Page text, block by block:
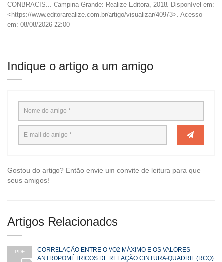
CONBRACIS... Campina Grande: Realize Editora, 2018. Disponível em:
<https://www.editorarealize.com.br/artigo/visualizar/40973>. Acesso
em: 08/08/2026 22:00
Indique o artigo a um amigo
Gostou do artigo? Então envie um convite de leitura para que
seus amigos!
Artigos Relacionados
PDF
CORRELAÇÃO ENTRE O VO2 MÁXIMO E OS VALORES
ANTROPOMÉTRICOS DE RELAÇÃO CINTURA-QUADRIL (RCQ)